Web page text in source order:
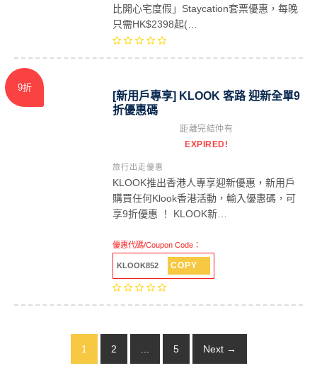
比開心宅度假」Staycation套票優惠，每晚
只需HK$2398起(…
9折
[新用戶專享] KLOOK 客路 迎新全單9
折優惠碼
距離完結仲有
EXPIRED!
旅行出走優惠
KLOOK推出香港人專享迎新優惠，新用戶
購買任何Klook香港活動，輸入優惠碼，可
享9折優惠 ！ KLOOK新…
優惠代碼/Coupon Code：
KLOOK852 COPY
1 2 5 Next →